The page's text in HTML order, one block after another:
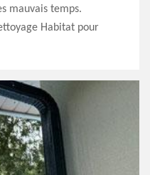
mauvais temps.
Habitat pour